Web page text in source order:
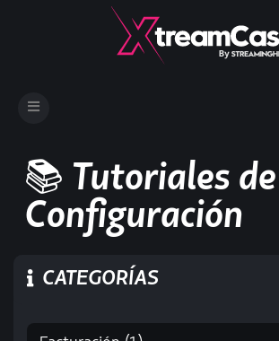
Toggle
📚 Tutoriales de
Configuración
CATEGORÍAS